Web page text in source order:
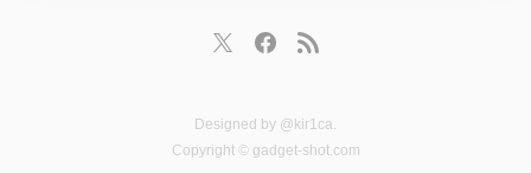
Designed by @kir1ca.
Copyright © gadget-shot.com